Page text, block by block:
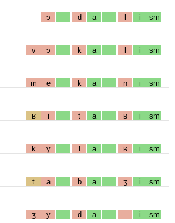
ɔ d a l i sm
v ɔ k a l i sm
m e k a n i sm
ʁ i t a ʁ i sm
k y l a ʁ i sm
t a b a ʒ i sm
ʒ y d a i sm